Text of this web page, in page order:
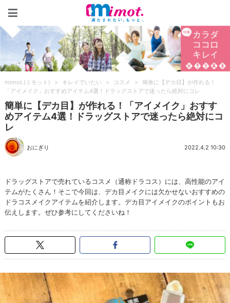
mimot.(ミモット) > キレイでいたい > コスメ >
簡単に【デカ目】が作れる！
「アイメイク」おすすめアイテム4選！ドラッグストアで迷ったら絶対にコレ
簡単に【デカ目】が作れる！「アイメイク」おすす
めアイテム4選！ドラッグストアで迷ったら絶対にコ
レ
おにぎり 2022.4.2 10:30
ドラッグストアで売れているコスメ（通称ドラコス）には、高性能のアイ
テムがたくさん！そこで今回は、デカ目メイクには欠かせないおすすめの
ドラコスメイクアイテムを紹介します。デカ目アイメイクのポイントもお
伝えします。ぜひ参考にしてくださいね！